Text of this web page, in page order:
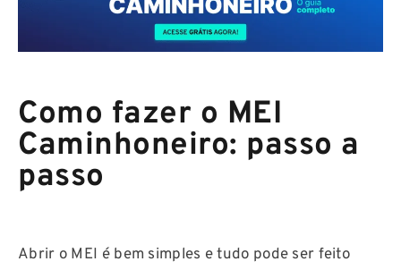
Como fazer o MEI
Caminhoneiro: passo a
passo
Abrir o MEI é bem simples e tudo pode ser feito